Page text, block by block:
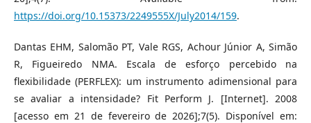
https://doi.org/10.15373/2249555X/July2014/159.
Dantas EHM, Salomão PT, Vale RGS, Achour Júnior A, Simão
R, Figueiredo NMA. Escala de esforço percebido na
flexibilidade (PERFLEX): um instrumento adimensional para
se avaliar a intensidade? Fit Perform J. [Internet]. 2008
[acesso em 21 de fevereiro de 2026];7(5). Disponível em: